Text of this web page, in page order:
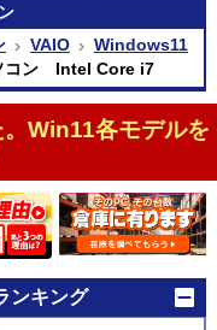
VAIO
Windows11
コン Intel Core i7
Win11各モデルを
ンキング